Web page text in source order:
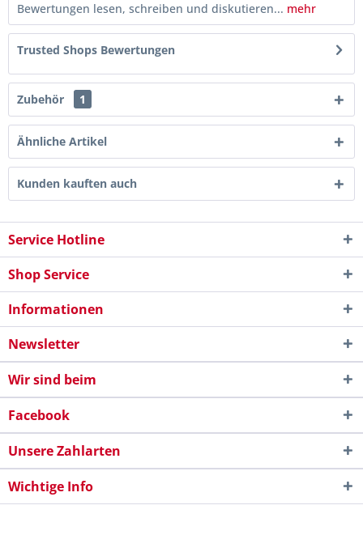
Bewertungen lesen, schreiben und diskutieren... mehr
Trusted Shops Bewertungen
Zubehör 1
Ähnliche Artikel
Kunden kauften auch
Service Hotline
Shop Service
Informationen
Newsletter
Wir sind beim
Facebook
Unsere Zahlarten
Wichtige Info